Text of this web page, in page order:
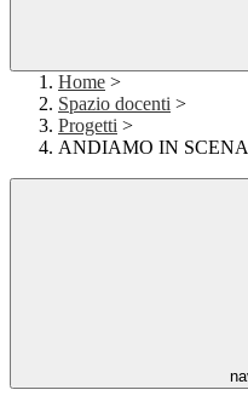
Home >
Spazio docenti >
Progetti >
ANDIAMO IN